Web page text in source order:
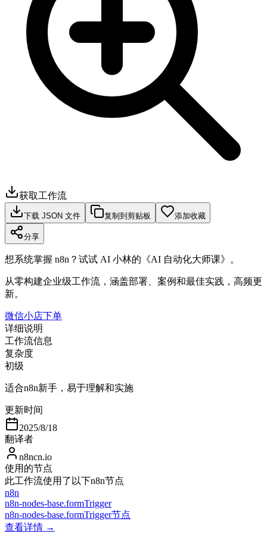
获取工作流
下载 JSON 文件 复制到剪贴板 添加收藏
分享
想系统掌握 n8n？试试 AI 小林的《AI 自动化大师课》。
从零构建企业级工作流，涵盖部署、案例和最佳实践，高频更
新。
微信小店下单
详细说明
工作流信息
复杂度
初级
适合n8n新手，易于理解和实施
更新时间
2025/8/18
翻译者
n8ncn.io
使用的节点
此工作流使用了以下n8n节点
n8n
n8n-nodes-base.formTrigger
n8n-nodes-base.formTrigger节点
查看详情 →